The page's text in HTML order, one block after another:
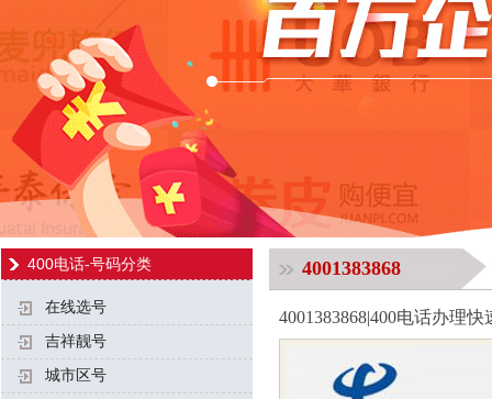
400电话-号码分类
在线选号
吉祥靓号
城市区号
4001383868
4001383868|400电话办理